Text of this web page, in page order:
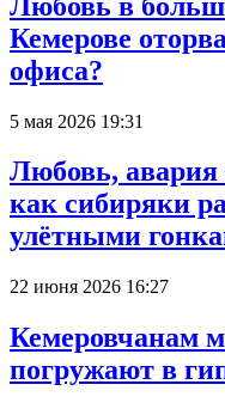
Кемерове
офиса?
5 мая 2026 19:31
Любовь,
как сибиряки
улётными
22 июня 2026 16:27
Кемеровчанам
погружают в